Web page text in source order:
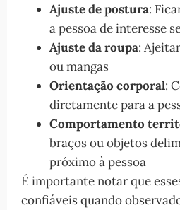
Ajuste de postura:
a pessoa de interesse
Ajuste da roupa:
ou mangas
Orientação corporal:
diretamente para a
Comportamento
braços ou objetos
próximo à pessoa
É importante notar que
confiáveis quando